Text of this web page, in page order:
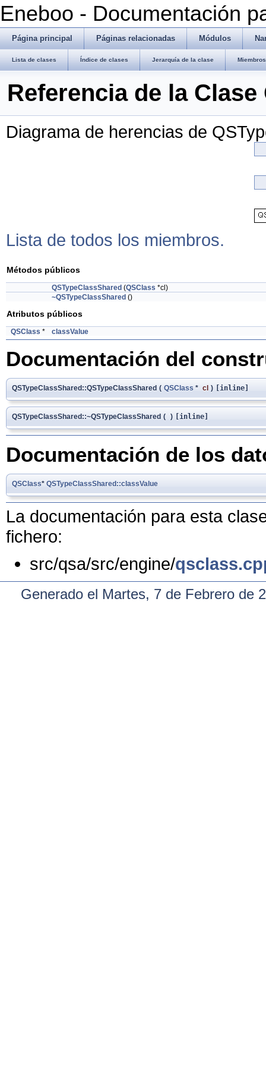
Eneboo - Documentación
Página principal Páginas relacionadas Módulos
Lista de clases Índice de clases Jerarquía de la clase
Referencia de la
Diagrama de herencias de
Lista de todos los miembros.
Métodos públicos
QSTypeClassShared (QSClass *cl)
~QSTypeClassShared ()
Atributos públicos
QSClass * classValue
Documentación del
QSTypeClassShared::QSTypeClassShared ( QSClass * cl ) [inline]
QSTypeClassShared::~QSTypeClassShared ( ) [inline]
Documentación de los
QSClass* QSTypeClassShared::classValue
La documentación para esta
fichero:
src/qsa/src/engine/
Generado el Martes, 7 de Febrero de